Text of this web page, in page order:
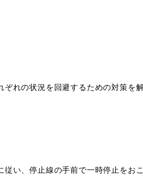
れの状況を回避するための対策を解
い、停止線の手前で一時停止をおこ